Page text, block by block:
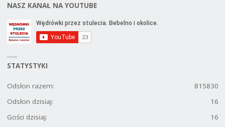
NASZ KANAŁ NA YOUTUBE
STATYSTYKI
815830
Odsłon razem:
16
Odsłon dzisiaj:
16
Gości dzisiaj: